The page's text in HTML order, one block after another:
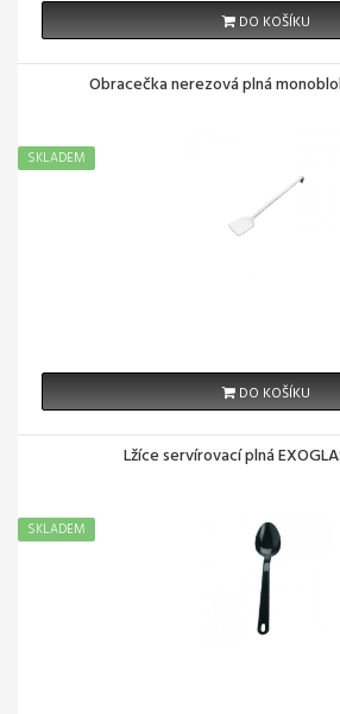
DO KOŠÍKU
Obracečka nerezová plná
SKLADEM
DO KOŠÍKU
Lžíce servírovací plná
SKLADEM